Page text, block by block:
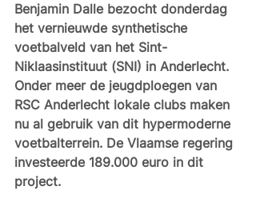
Benjamin Dalle bezocht donderdag
het vernieuwde synthetische
voetbalveld van het Sint-
Niklaasinstituut (SNI) in Anderlecht.
Onder meer de jeugdploegen van
RSC Anderlecht lokale clubs maken
nu al gebruik van dit hypermoderne
voetbalterrein. De Vlaamse regering
investeerde 189.000 euro in dit
project.